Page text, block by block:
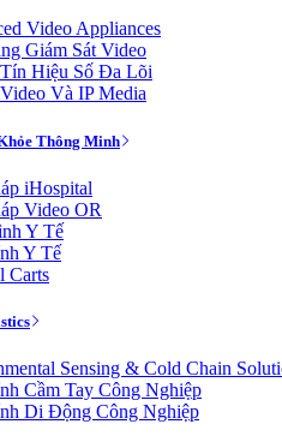
Video Appliances
Giám Sát Video
Hiệu Số Đa Lõi
Và IP Media
Thông Minh
iHospital
Video OR
Y Tế
Y Tế
Carts
Sensing & Cold Chain
Cầm Tay Công Nghiệp
Di Động Công Nghiệp